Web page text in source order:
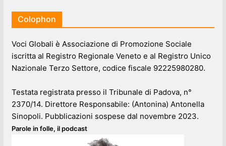
Colophon
Voci Globali è Associazione di Promozione Sociale
iscritta al Registro Regionale Veneto e al Registro Unico
Nazionale Terzo Settore, codice fiscale 92225980280.
Testata registrata presso il Tribunale di Padova, n°
2370/14. Direttore Responsabile: (Antonina) Antonella
Sinopoli. Pubblicazioni sospese dal novembre 2023.
Parole in folle, il podcast